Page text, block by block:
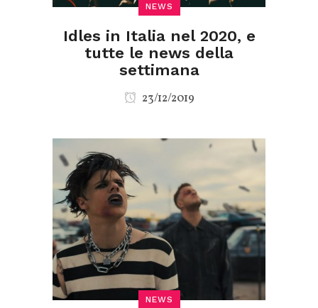
NEWS
Idles in Italia nel 2020, e
tutte le news della
settimana
23/12/2019
NEWS